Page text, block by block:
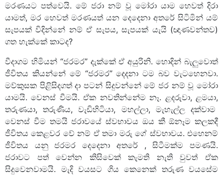
මරණයට පත්වෙයි. මේ ජරා නම් වූ මෝරා යාම හෙවත් දිරා
යාමත්, මර හෙවත් මරණයත් යන දෙදෙනා අතරේ සිටිමින් යම්
සැපයක් විදින්නේ නම් ඒ සැපය, සැපයක් යැයි (ඥාණවන්තව)
ගත හැක්කේ කාටද?
වීදාගම හිමියන් “ජරමර” දැක්කේ ඒ අයුරිනි. හොදින් බැලුවොත්
ජීවිතය කියන්නේ මේ “ජරමර” දෙදනා ටම බව වැටහෙනවා.
මව්කුසක පිළිසිදගත් දා පටන් සිදුවන්නේ මේ ජර නම් වූ මෝරා
යාමයි. වෙනස් වීමයි. ඒක නවතින්නේම නෑ. ළදරුවා, ළමයා,
තරුණයා, තරුණිය, වැඩිහිටියා, මහල්ලා, මැහැල්ල දක්වාම
වෙනස් වීම තමයි ජරාවයේ ස්වභාවය ඔය කී ඕනෑම කලකදී
ජීවිතය කෙළවර වේ නම් ඒ තමා මරු ගේ ස්වභාවය. එහෙනම්
ජීවිතය යනු ජරමර දෙදෙනා අතරේ , සිටීමක්ම පමණයි.
ජරාවට පත් වෙන්න කිසිවෙක් කැමති නැති වුවත් ඒක
සිදුවෙනවාමයි. මැදි වයසට ගිය කෙනෙක් තරුණ වයසේම